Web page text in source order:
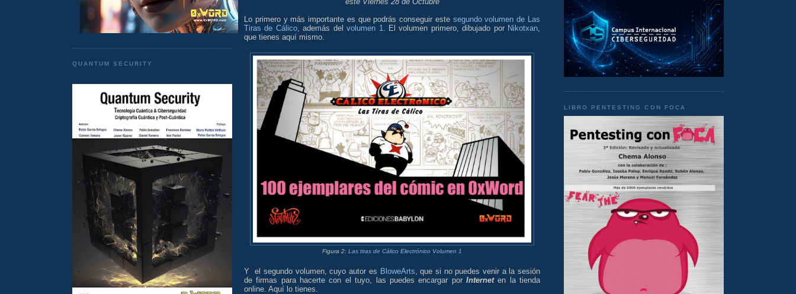
QUANTUM SECURITY
Lo primero y más importante es que podrás conseguir este segundo volumen de Las
Tiras de Cálico, además delvolumen 1 . El volumen primero, dibujado por Nikotxan
que tienes aquí mismo.
Figura 2: Las tiras de Cálico Electrónico Volumen 1
Y el segundo volumen, cuyo autor es BloweArts, que si no puedes venir a la sesión
de firmas para hacerte con el tuyo, las puedes encargar por Internet en la tienda
online. Aquí lo tienes.
LIBRO PENTESTING CON FOCA